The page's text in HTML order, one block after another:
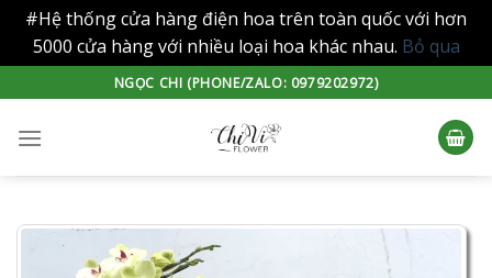
#Hệ thống cửa hàng điện hoa trên toàn quốc với hơn
5000 cửa hàng với nhiều loại hoa khác nhau. Bỏ qua
to
content
NGỌC CHI (PHONE/ZALO: 0979202972)